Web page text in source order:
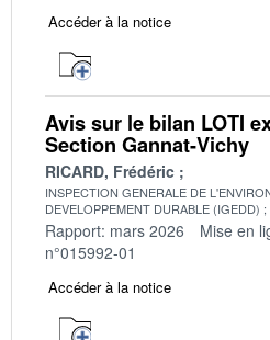
Accéder à la notice
Avis sur le bilan LOTI
Section Gannat-Vichy
RICARD, Frédéric
INSPECTION GENERALE DE
DEVELOPPEMENT DURABLE (IGEDD)
Rapport: mars 2026 Mise en
n°015992-01
Accéder à la notice